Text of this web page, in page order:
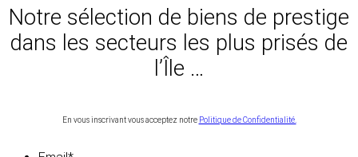
Notre sélection de biens de prestige
dans les secteurs les plus prisés de
l’Île …
En vous inscrivant vous acceptez notre Politique de Confidentialité.